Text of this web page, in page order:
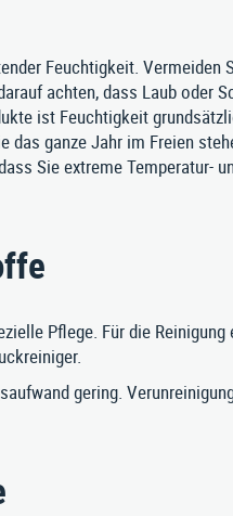
Feuchtigkeit.
achten, dass Laub
ist Feuchtigkeit
ganze Jahr im Freien
Sie extreme Temperatur-
Pflege. Für die
gering.